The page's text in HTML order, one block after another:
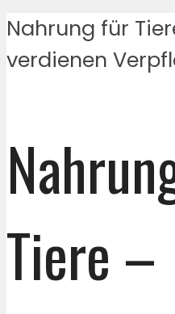
Nahrung für
verdienen
Tiere –